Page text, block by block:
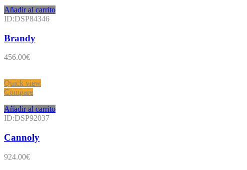
Añadir al carrito
ID:DSP84346
Brandy
456.00€
Quick view
Compare
Añadir al carrito
ID:DSP92037
Cannoly
924.00€